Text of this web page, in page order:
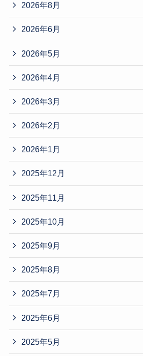
2026年8月
2026年6月
2026年5月
2026年4月
2026年3月
2026年2月
2026年1月
2025年12月
2025年11月
2025年10月
2025年9月
2025年8月
2025年7月
2025年6月
2025年5月